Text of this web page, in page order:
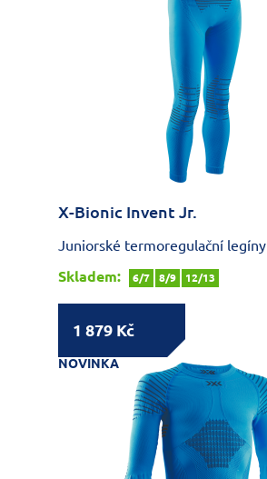
X-Bionic Invent Jr.
Juniorské termoregulační legíny
Skladem:
6/7 8/9 12/13
1 879 Kč
NOVINKA